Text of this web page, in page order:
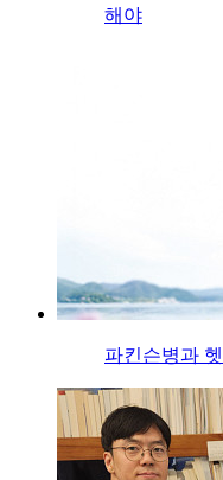
해야
파킨슨병과